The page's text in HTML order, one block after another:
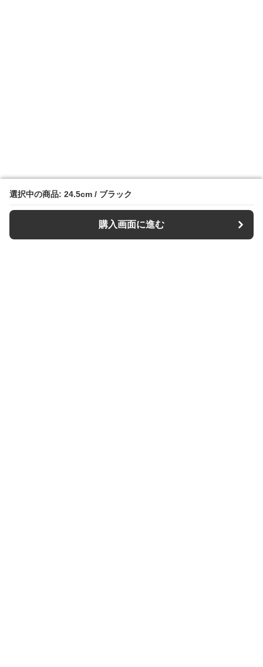
選択中の商品: 24.5cm / ブラック
購入画面に進む
選択中の商品: 24.5cm / ブラック
購入画面に進む